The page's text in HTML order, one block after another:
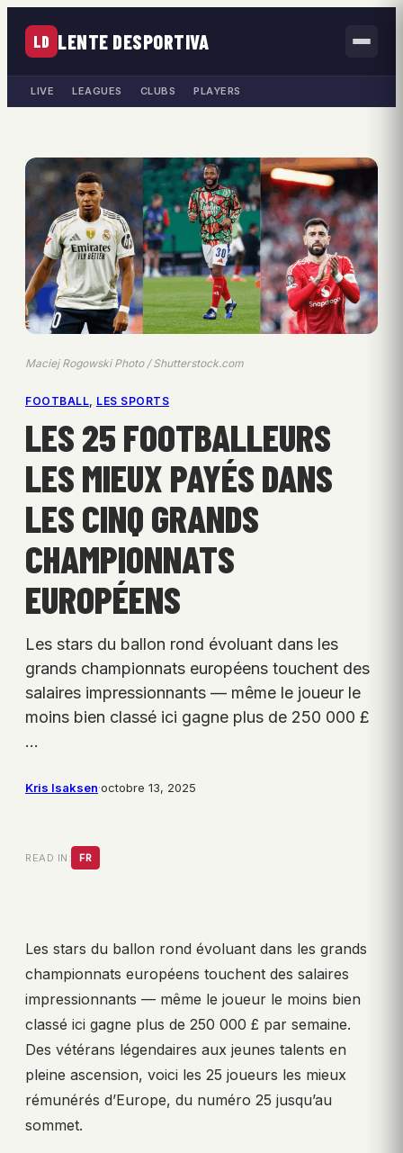
LD LENTE DESPORTIVA
LIVE LEAGUES CLUBS PLAYERS
Maciej Rogowski Photo / Shutterstock.com
FOOTBALL, LES SPORTS
LES 25 FOOTBALLEURS
LES MIEUX PAYÉS DANS
LES CINQ GRANDS
CHAMPIONNATS
EUROPÉENS
Les stars du ballon rond évoluant dans les
grands championnats européens touchent des
salaires impressionnants — même le joueur le
moins bien classé ici gagne plus de 250 000 £
…
Kris Isaksen·octobre 13, 2025
READ IN: FR
Les stars du ballon rond évoluant dans les grands
championnats européens touchent des salaires
impressionnants — même le joueur le moins bien
classé ici gagne plus de 250 000 £ par semaine.
Des vétérans légendaires aux jeunes talents en
pleine ascension, voici les 25 joueurs les mieux
rémunérés d’Europe, du numéro 25 jusqu’au
sommet.